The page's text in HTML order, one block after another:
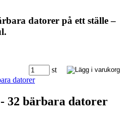
datorer på ett ställe –
st
32 bärbara datorer